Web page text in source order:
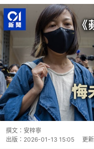
撰文： 安梓寧
出版： 2026-01-13 15:05 更新